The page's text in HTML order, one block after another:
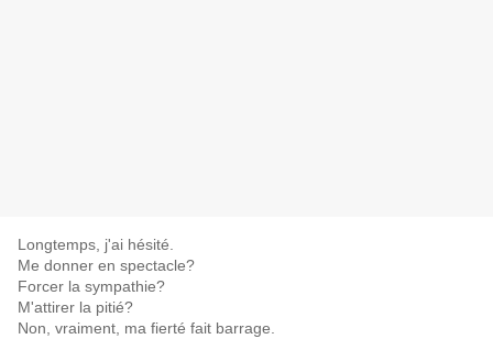
Longtemps, j'ai hésité.
Me donner en spectacle?
Forcer la sympathie?
M'attirer la pitié?
Non, vraiment, ma fierté fait barrage.